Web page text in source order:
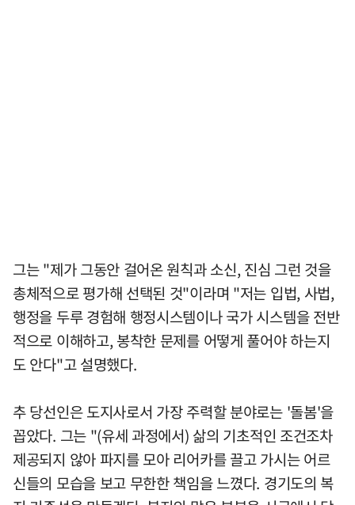
그는 "제가 그동안 걸어온 원칙과 소신, 진심 그런 것을
총체적으로 평가해 선택된 것"이라며 "저는 입법, 사법,
행정을 두루 경험해 행정시스템이나 국가 시스템을 전반
적으로 이해하고, 봉착한 문제를 어떻게 풀어야 하는지
도 안다"고 설명했다.
추 당선인은 도지사로서 가장 주력할 분야로는 '돌봄'을
꼽았다. 그는 "(유세 과정에서) 삶의 기초적인 조건조차
제공되지 않아 파지를 모아 리어카를 끌고 가시는 어르
신들의 모습을 보고 무한한 책임을 느꼈다. 경기도의 복